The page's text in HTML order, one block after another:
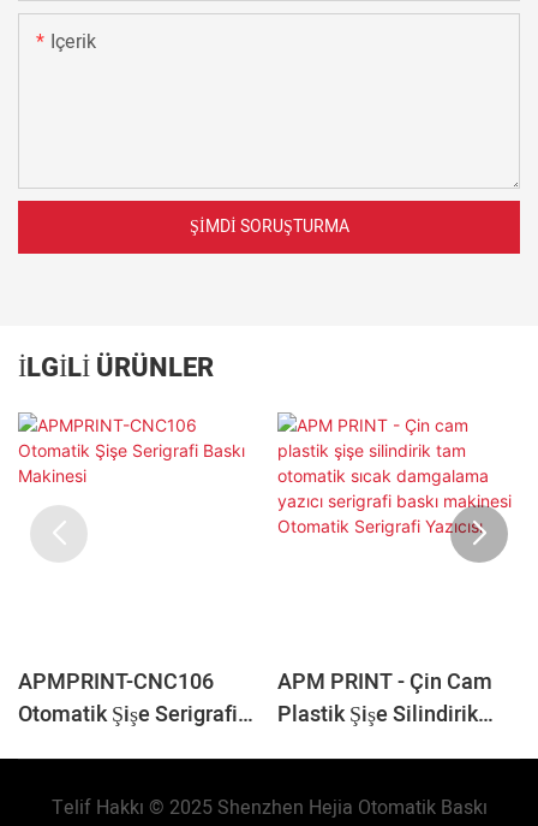
Içerik
ŞIMDI SORUŞTURMA
İLGILI ÜRÜNLER
APMPRINT-CNC106
Otomatik Şişe Serigrafi
APM PRINT - Çin Cam
Plastik Şişe Silindirik
Serigrafi Baskı Makinesi
Telif Hakkı © 2025 Shenzhen Hejia Otomatik Baskı